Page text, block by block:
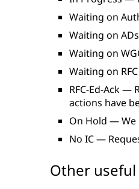
Waiting on
Waiting on
Waiting on
Waiting on
RFC-Ed-Ack —
actions have
On Hold — We
No IC —
Other